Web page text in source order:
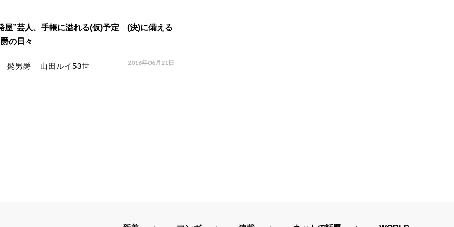
屋”芸人、手帳に溢れる(仮)予定 (決)に備える
の日々
髭男爵 山田ルイ53世 2016年06月21日